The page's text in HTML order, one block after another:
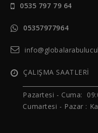
0535 797 79 64
05357977964
ÇALIŞMA SAATLERİ
Pazartesi - Cuma:
Cumartesi - Pazar :